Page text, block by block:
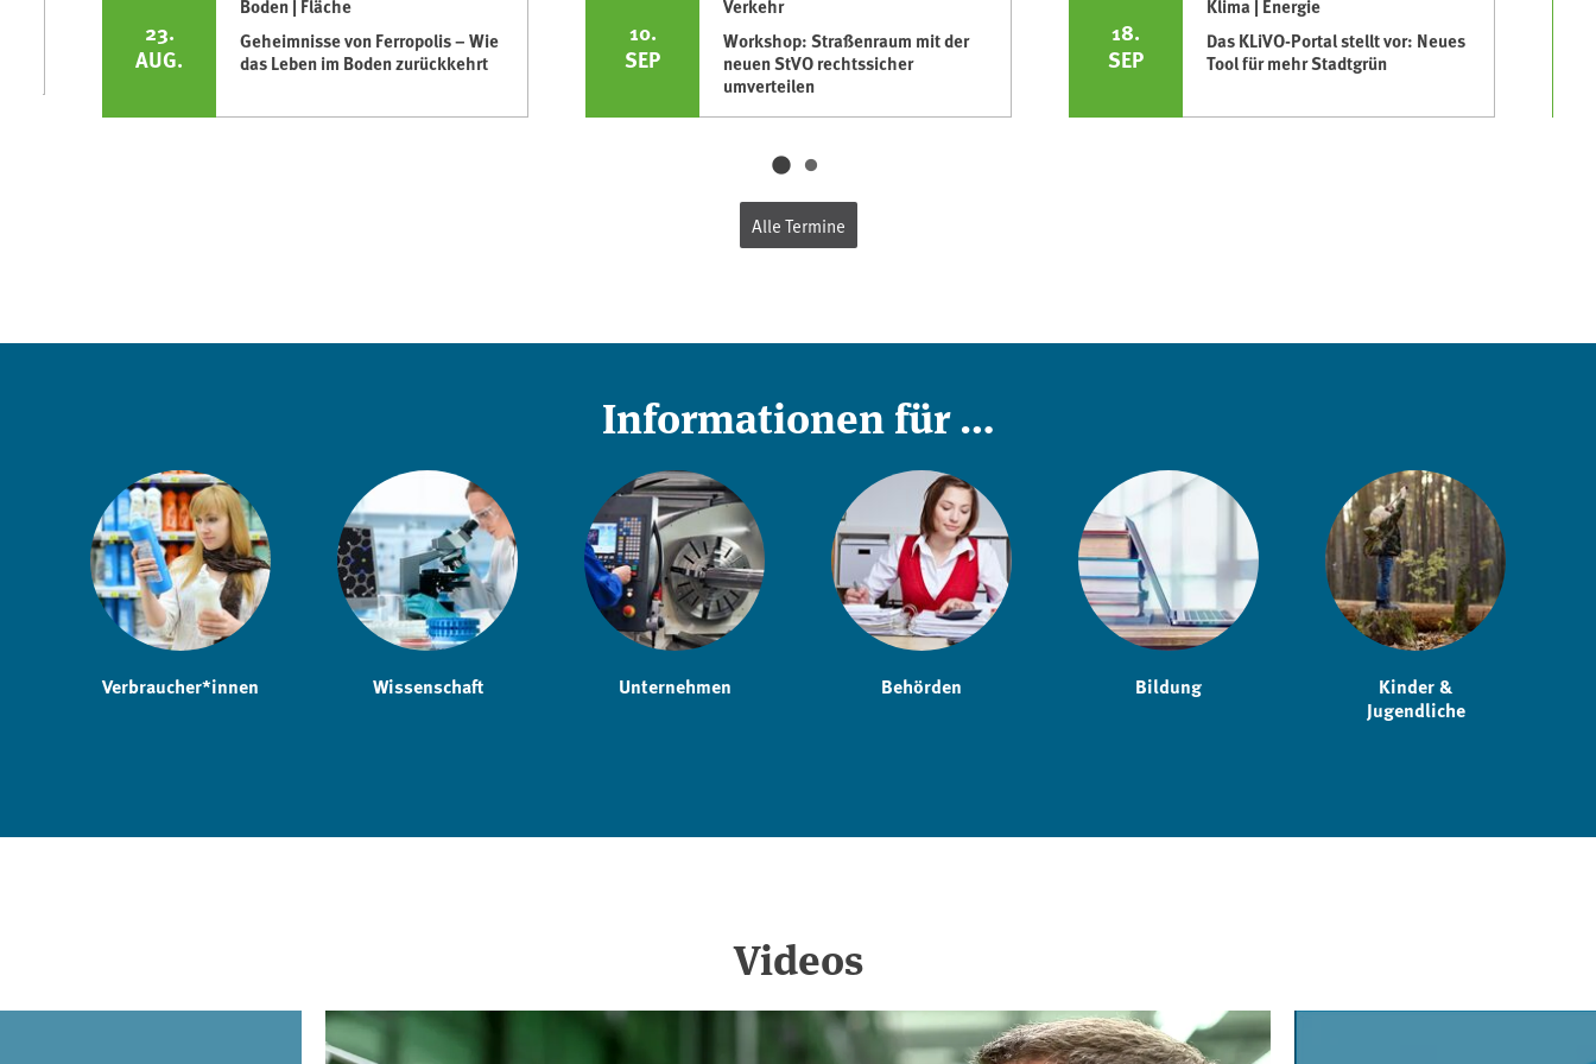
23.
AUG.
Boden | Fläche
Geheimnisse von Ferropolis – Wie
das Leben im Boden zurückkehrt
10.
SEP
Verkehr
Workshop: Straßenraum mit der
neuen StVO rechtssicher
umverteilen
18.
SEP
Klima | Energie
Das KLiVO-Portal stellt vor: Neues
Tool für mehr Stadtgrün
Alle Termine
Informationen für …
Verbraucher*innen Wissenschaft Unternehmen Behörden Bildung
Kinder &
Jugendliche
Videos